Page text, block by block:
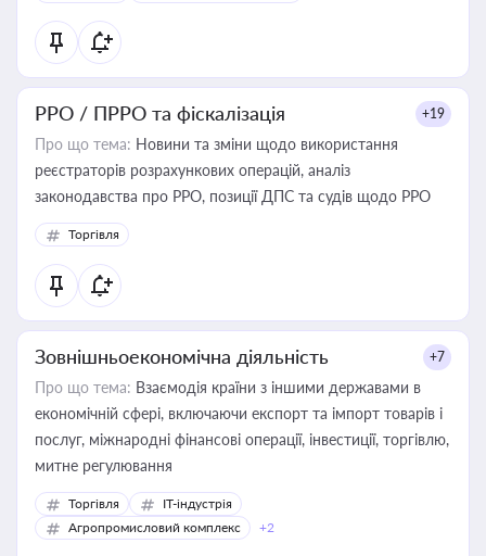
РРО / ПРРО та фіскалізація +19
Про що тема: Новини та зміни щодо використання
реєстраторів розрахункових операцій, аналіз
законодавства про РРО, позиції ДПС та судів щодо РРО
Торгівля
Зовнішньоекономічна діяльність +7
Про що тема: Взаємодія країни з іншими державами в
економічній сфері, включаючи експорт та імпорт товарів і
послуг, міжнародні фінансові операції, інвестиції, торгівлю,
митне регулювання
Торгівля
IT-індустрія
Агропромисловий комплекс
+2